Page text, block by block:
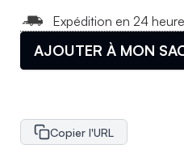
Expédition en 24
AJOUTER À MON
Copier l'URL